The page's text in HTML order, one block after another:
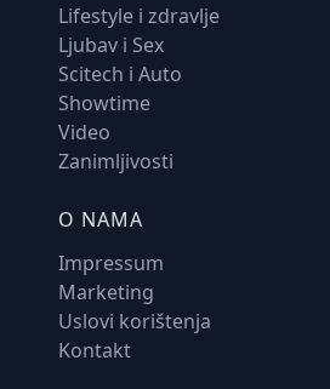
Lifestyle i zdravlje
Ljubav i Sex
Scitech i Auto
Showtime
Video
Zanimljivosti
O NAMA
Impressum
Marketing
Uslovi korištenja
Kontakt